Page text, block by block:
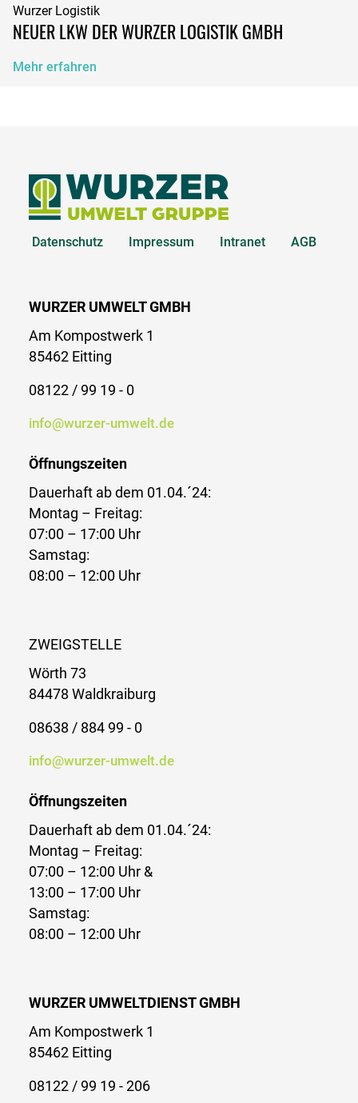
Wurzer Logistik
NEUER LKW DER WURZER LOGISTIK GMBH
Mehr erfahren
Datenschutz Impressum Intranet AGB
WURZER UMWELT GMBH
Am Kompostwerk 1
85462 Eitting
08122 / 99 19 - 0
info@wurzer-umwelt.de
Öffnungszeiten
Dauerhaft ab dem 01.04.´24:
Montag – Freitag:
07:00 – 17:00 Uhr
Samstag:
08:00 – 12:00 Uhr
ZWEIGSTELLE
Wörth 73
84478 Waldkraiburg
08638 / 884 99 - 0
info@wurzer-umwelt.de
Öffnungszeiten
Dauerhaft ab dem 01.04.´24:
Montag – Freitag:
07:00 – 12:00 Uhr &
13:00 – 17:00 Uhr
Samstag:
08:00 – 12:00 Uhr
WURZER UMWELTDIENST GMBH
Am Kompostwerk 1
85462 Eitting
08122 / 99 19 - 206